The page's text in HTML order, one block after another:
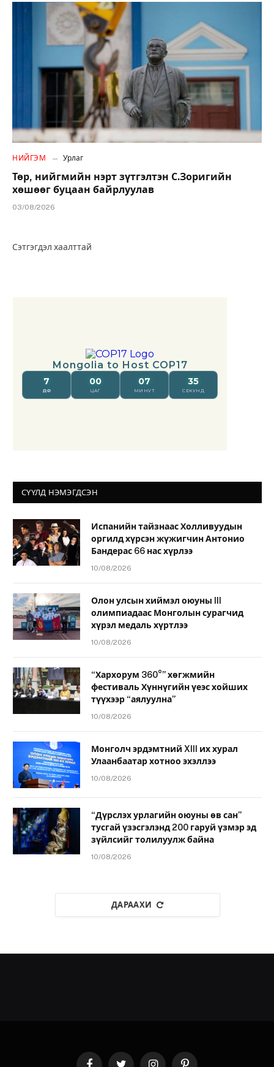
НИЙГЭМ Урлаг
Төр, нийгмийн нэрт зүтгэлтэн С.Зоригийн
хөшөөг буцаан байрлуулав
03/08/2026
Сэтгэгдэл хаалттай
СҮҮЛД НЭМЭГДСЭН
Испанийн тайзнаас Холливуудын
оргилд хүрсэн жүжигчин Антонио
Бандерас 66 нас хүрлээ
10/08/2026
Олон улсын хиймэл оюуны III
олимпиадаас Монголын сурагчид
хүрэл медаль хүртлээ
10/08/2026
“Хархорум 360°” хөгжмийн
фестиваль Хүннүгийн үеэс хойших
түүхээр “аялуулна”
10/08/2026
Монголч эрдэмтний XIII их хурал
Улаанбаатар хотноо эхэллээ
10/08/2026
“Дүрслэх урлагийн оюуны өв сан”
тусгай үзэсгэлэнд 200 гаруй үзмэр эд
зүйлсийг толилуулж байна
10/08/2026
ДАРААХИ